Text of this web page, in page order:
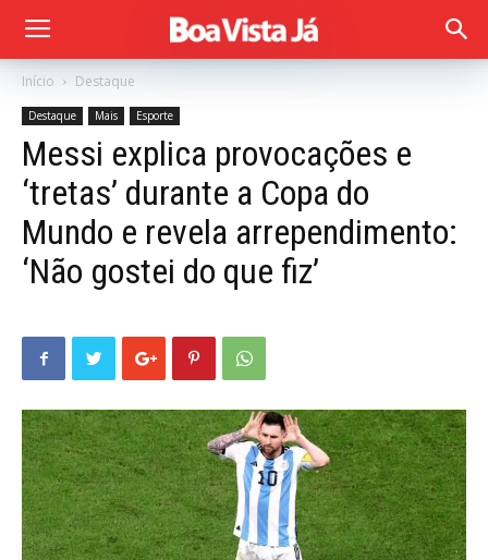
Início Destaque
Destaque Mais Esporte
Messi explica provocações e
‘tretas’ durante a Copa do
Mundo e revela arrependimento:
‘Não gostei do que fiz’